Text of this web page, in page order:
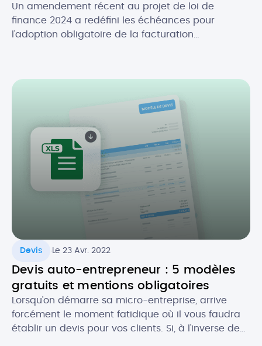
Un amendement récent au projet de loi de
finance 2024 a redéfini les échéances pour
l’adoption obligatoire de la facturation
la réforme de la facture électronique pour les
entreprises en France s’appliquera désormais à
partir du 1er septembre 2026. Quel est […]
Devis .Le 23 Avr. 2022
Devis auto-entrepreneur : 5 modèles
gratuits et mentions obligatoires
Lorsqu’on démarre sa micro-entreprise, arrive
forcément le moment fatidique où il vous faudra
établir un devis pour vos clients. Si, à l’inverse de